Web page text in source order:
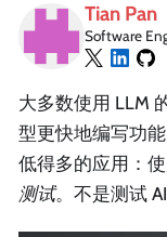
Tian Pan
Software
大多数使用 LLM
型更快地编写功
低得多的应用：
测试。不是测试